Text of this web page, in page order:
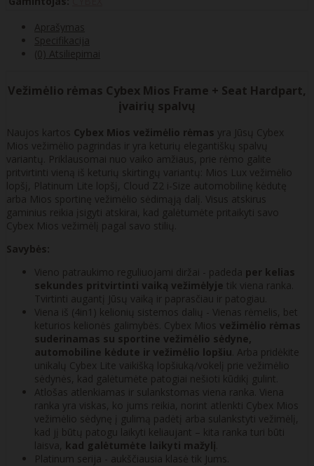
Aprašymas
Specifikacija
(0) Atsiliepimai
Vežimėlio rėmas Cybex Mios Frame + Seat Hardpart,
įvairių spalvų
Naujos kartos Cybex Mios vežimėlio rėmas yra Jūsų Cybex
Mios vežimėlio pagrindas ir yra keturių elegantiškų spalvų
variantų. Priklausomai nuo vaiko amžiaus, prie rėmo galite
pritvirtinti vieną iš keturių skirtingų variantų: Mios Lux vežimėlio
lopšį, Platinum Lite lopšį, Cloud Z2 i-Size automobilinę kėdutę
arba Mios sportinę vežimėlio sėdimąją dalį. Visus atskirus
gaminius reikia įsigyti atskirai, kad galėtumėte pritaikyti savo
Cybex Mios vežimėlį pagal savo stilių.
Savybės:
Vieno patraukimo reguliuojami diržai - padeda per kelias
sekundes pritvirtinti vaiką vežimėlyje tik viena ranka.
Tvirtinti augantį Jūsų vaiką ir paprasčiau ir patogiau.
Viena iš (4in1) kelionių sistemos dalių - Vienas rėmelis, bet
keturios kelionės galimybės. Cybex Mios vežimėlio rėmas
suderinamas su sportine vežimėlio sėdyne,
automobiline kėdute ir vežimėlio lopšiu . Arba pridėkite
unikalų Cybex Lite vaikišką lopšiuką/vokelį prie vežimėlio
sėdynės, kad galėtumėte patogiai nešioti kūdikį gulint.
Atlošas atlenkiamas ir sulankstomas viena ranka. Viena
ranka yra viskas, ko jums reikia, norint atlenkti Cybex Mios
vežimėlio sėdynę į gulimą padėtį arba sulankstyti vežimėlį,
kad jį būtų patogu laikyti keliaujant – kita ranka turi būti
laisva, kad galėtumėte laikyti mažylį
Platinum serija - aukščiausia klasė tik Jums.